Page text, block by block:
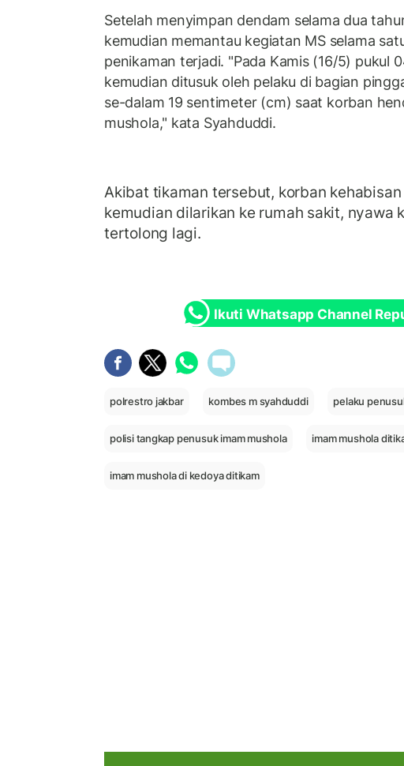
Setelah menyimpan dendam selama dua
kemudian memantau kegiatan MS selama
penikaman terjadi. "Pada Kamis (16/5) pukul
kemudian ditusuk oleh pelaku di bagian
se-dalam 19 sentimeter (cm) saat korban
mushola," kata Syahduddi.
Akibat tikaman tersebut, korban
kemudian dilarikan ke rumah sakit, nyawa
tertolong lagi.
Ikuti Whatsapp Channel
polrestro jakbar kombes m syahduddi pelaku
polisi tangkap penusuk imam mushola imam mushola
imam mushola di kedoya ditikam